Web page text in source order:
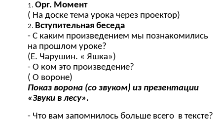
Орг. Момент
( На доске тема урока через проектор)
Вступительная беседа
- С каким произведением мы познакомились
на прошлом уроке?
(Е. Чарушин. « Яшка»)
- О ком это произведение?
( О вороне)
Показ ворона (со звуком) из презентации
«Звуки в лесу».
- Что вам запомнилось больше всего в тексте?